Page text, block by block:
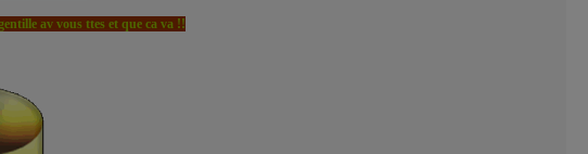
av vous ttes et que ca va !!